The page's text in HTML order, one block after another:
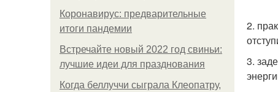
Коронавирус: предварительные
итоги пандемии
Встречайте новый 2022 год свиньи:
лучшие идеи для празднования
Когда беллуччи сыграла Клеопатру,
2.
3.